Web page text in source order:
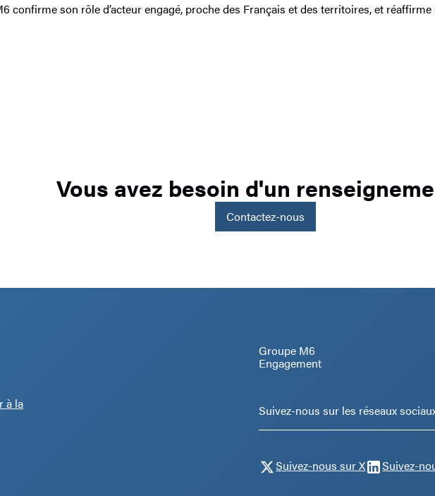
confirme son rôle d’acteur engagé, proche des Français et des territoires, et
Vous avez besoin d'un
Contactez-nous
à la
Groupe M6
Engagement
Suivez-nous sur les réseaux
Suivez-nous sur X Suivez-